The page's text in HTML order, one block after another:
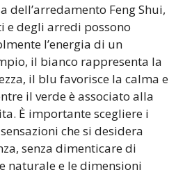
dell’arredamento Feng Shui,
e degli arredi possono
l’energia di un
il bianco rappresenta la
il blu favorisce la calma e
il verde è associato alla
È importante scegliere i
che si desidera
senza dimenticare di
naturale e le dimensioni